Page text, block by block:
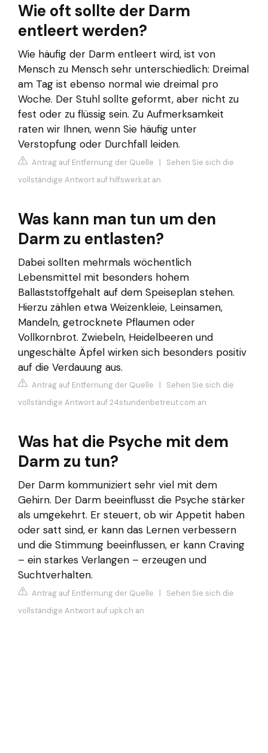
Wie oft sollte der Darm
entleert werden?
Wie häufig der Darm entleert wird, ist von
Mensch zu Mensch sehr unterschiedlich: Dreimal
am Tag ist ebenso normal wie dreimal pro
Woche. Der Stuhl sollte geformt, aber nicht zu
fest oder zu flüssig sein. Zu Aufmerksamkeit
raten wir Ihnen, wenn Sie häufig unter
Verstopfung oder Durchfall leiden.
Antrag auf Entfernung der Quelle | Sehen Sie sich die
vollständige Antwort auf hilfswerk.at an
Was kann man tun um den
Darm zu entlasten?
Dabei sollten mehrmals wöchentlich
Lebensmittel mit besonders hohem
Ballaststoffgehalt auf dem Speiseplan stehen.
Hierzu zählen etwa Weizenkleie, Leinsamen,
Mandeln, getrocknete Pflaumen oder
Vollkornbrot. Zwiebeln, Heidelbeeren und
ungeschälte Äpfel wirken sich besonders positiv
auf die Verdauung aus.
Antrag auf Entfernung der Quelle | Sehen Sie sich die
vollständige Antwort auf 24stundenbetreut.com an
Was hat die Psyche mit dem
Darm zu tun?
Der Darm kommuniziert sehr viel mit dem
Gehirn. Der Darm beeinflusst die Psyche stärker
als umgekehrt. Er steuert, ob wir Appetit haben
oder satt sind, er kann das Lernen verbessern
und die Stimmung beeinflussen, er kann Craving
– ein starkes Verlangen – erzeugen und
Suchtverhalten.
Antrag auf Entfernung der Quelle | Sehen Sie sich die
vollständige Antwort auf upk.ch an